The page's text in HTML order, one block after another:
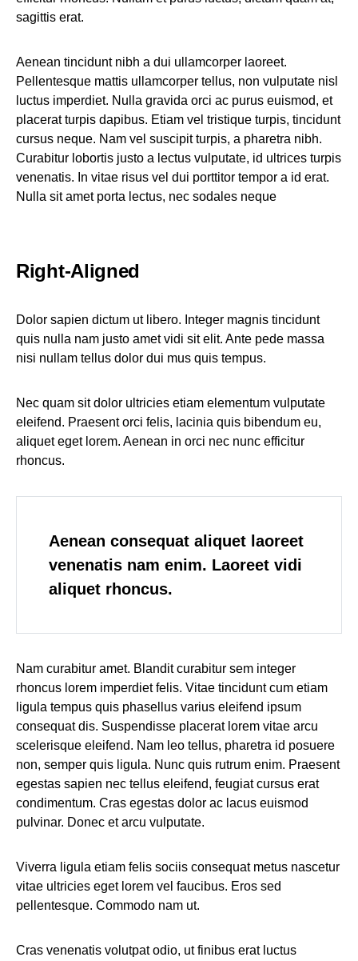
sagittis erat.
Aenean tincidunt nibh a dui ullamcorper laoreet.
Pellentesque mattis ullamcorper tellus, non vulputate nisl
luctus imperdiet. Nulla gravida orci ac purus euismod, et
placerat turpis dapibus. Etiam vel tristique turpis, tincidunt
cursus neque. Nam vel suscipit turpis, a pharetra nibh.
Curabitur lobortis justo a lectus vulputate, id ultrices turpis
venenatis. In vitae risus vel dui porttitor tempor a id erat.
Nulla sit amet porta lectus, nec sodales neque
Right-Aligned
Dolor sapien dictum ut libero. Integer magnis tincidunt
quis nulla nam justo amet vidi sit elit. Ante pede massa
nisi nullam tellus dolor dui mus quis tempus.
Nec quam sit dolor ultricies etiam elementum vulputate
eleifend. Praesent orci felis, lacinia quis bibendum eu,
aliquet eget lorem. Aenean in orci nec nunc efficitur
rhoncus.
Aenean consequat aliquet laoreet
venenatis nam enim. Laoreet vidi
aliquet rhoncus.
Nam curabitur amet. Blandit curabitur sem integer
rhoncus lorem imperdiet felis. Vitae tincidunt cum etiam
ligula tempus quis phasellus varius eleifend ipsum
consequat dis. Suspendisse placerat lorem vitae arcu
scelerisque eleifend. Nam leo tellus, pharetra id posuere
non, semper quis ligula. Nunc quis rutrum enim. Praesent
egestas sapien nec tellus eleifend, feugiat cursus erat
condimentum. Cras egestas dolor ac lacus euismod
pulvinar. Donec et arcu vulputate.
Viverra ligula etiam felis sociis consequat metus nascetur
vitae ultricies eget lorem vel faucibus. Eros sed
pellentesque. Commodo nam ut.
Cras venenatis volutpat odio, ut finibus erat luctus